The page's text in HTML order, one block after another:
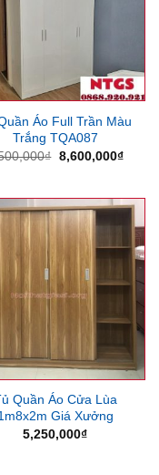
Áo Full Trần Màu
Trắng TQA087
₫ Giá
8,600,000₫Giá
Quần Áo Cửa Lùa
Giá Xưởng
5,250,000₫